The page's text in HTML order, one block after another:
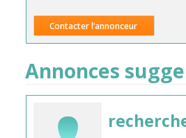
Contacter l’annonceur
Annonces